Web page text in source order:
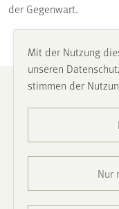
der Gegenwart.
Impressum
Mit der Nutzung
unseren
stimmen der
Nur